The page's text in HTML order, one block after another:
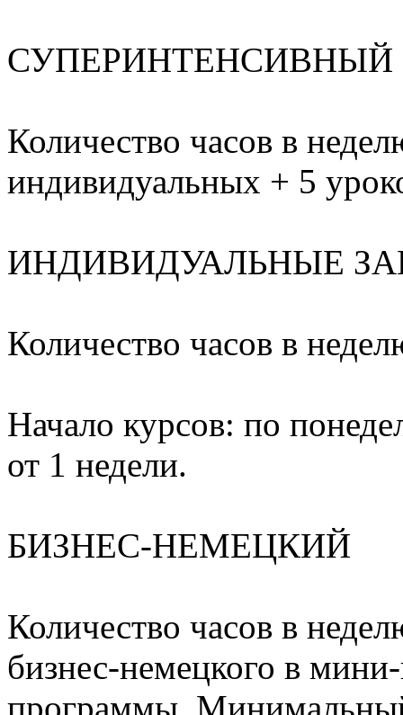
СУПЕРИНТЕНСИВНЫЙ
Количество часов в
индивидуальных + 5
ИНДИВИДУАЛЬНЫЕ
Количество часов в
Начало курсов: по
от 1 недели.
БИЗНЕС-НЕМЕЦКИЙ
Количество часов в
бизнес-немецкого в